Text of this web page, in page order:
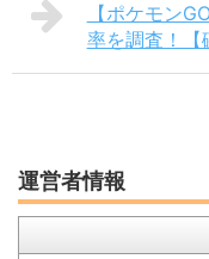
【ポケモン
率を調査！【
運営者情報